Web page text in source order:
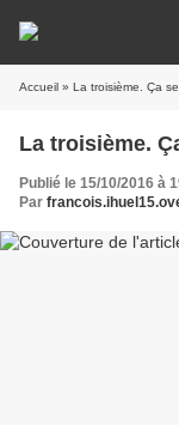
Accueil » La troisième. Ça se
La troisième.
Publié le 15/10/2016 à
Par